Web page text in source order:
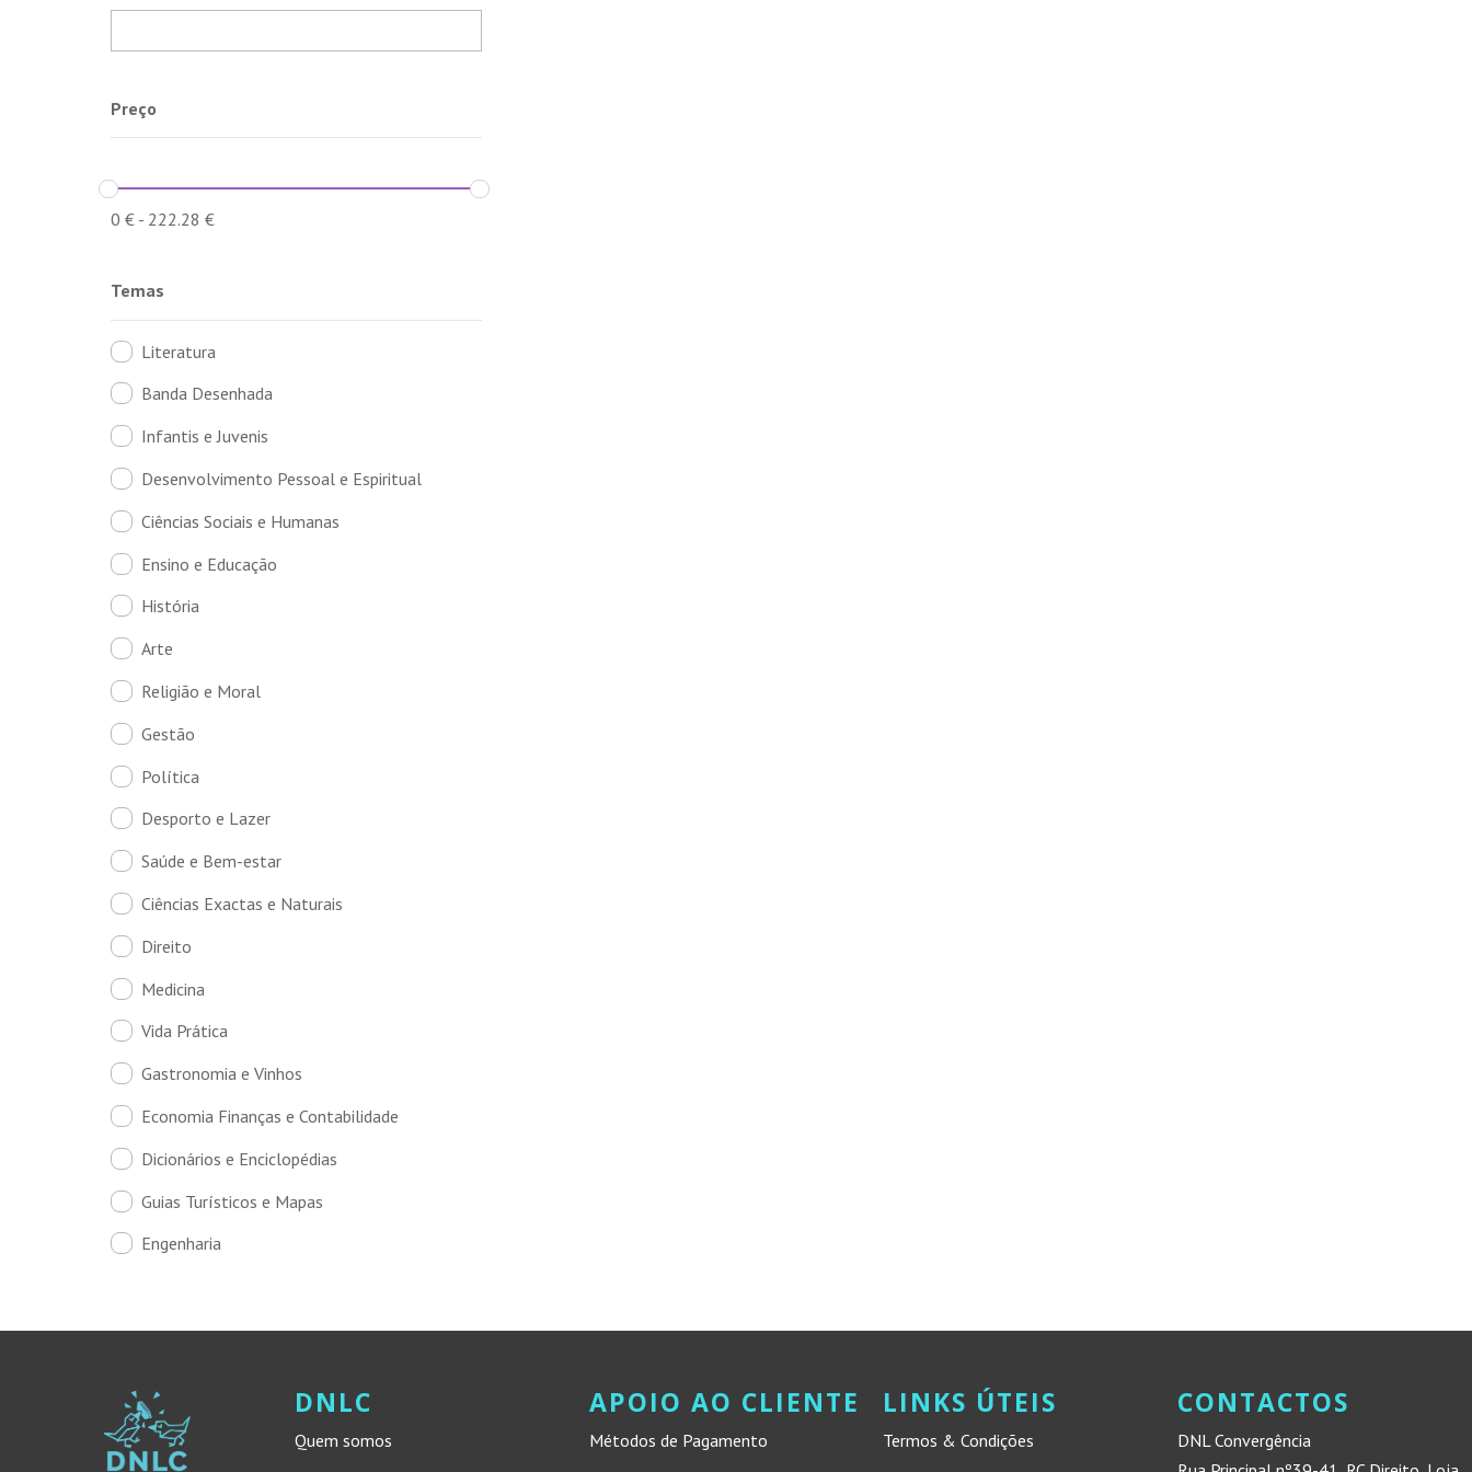
Preço
0 €- 222.28 €
Temas
Literatura
Banda Desenhada
Infantis e Juvenis
Desenvolvimento Pessoal e Espiritual
Ciências Sociais e Humanas
Ensino e Educação
História
Arte
Religião e Moral
Gestão
Política
Desporto e Lazer
Saúde e Bem-estar
Ciências Exactas e Naturais
Direito
Medicina
Vida Prática
Gastronomia e Vinhos
Economia Finanças e Contabilidade
Dicionários e Enciclopédias
Guias Turísticos e Mapas
Engenharia
DNLC
Quem somos
APOIO AO CLIENTE
Métodos de Pagamento
LINKS ÚTEIS
Termos & Condições
CONTACTOS
DNL Convergência